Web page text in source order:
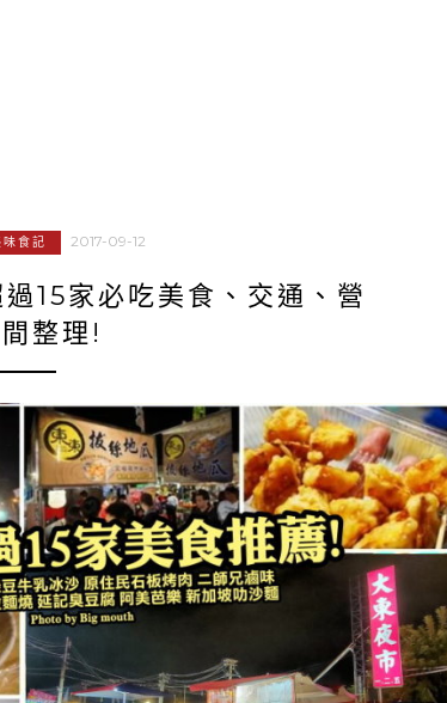
味食記 2017-09-12
15家必吃美食、交通、營
整理!